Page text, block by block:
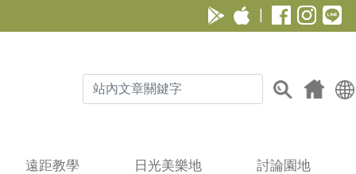
遠距教學 日光美樂地 討論園地